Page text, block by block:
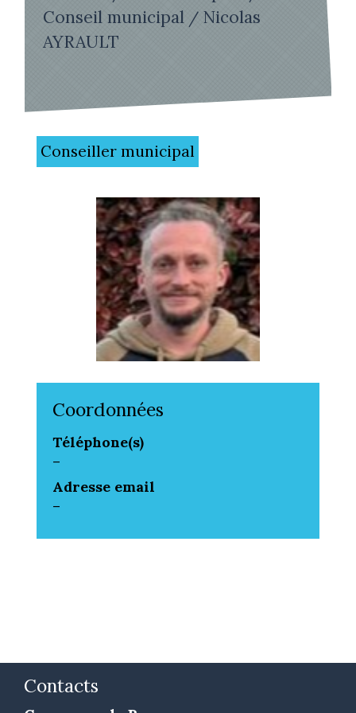
Conseil municipal/ Nicolas
AYRAULT
Conseiller municipal
Coordonnées
Téléphone(s)
-
Adresse email
-
Contacts